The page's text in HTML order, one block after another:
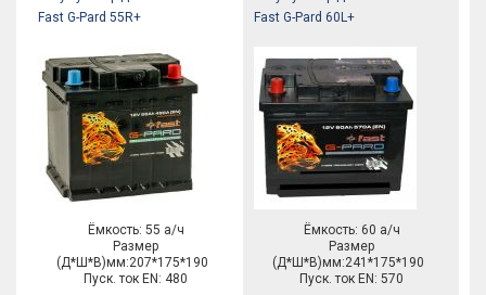
Fast G-Pard 55R+
Ёмкость: 55 а/ч
Размер
(Д*Ш*В)мм:207*175*190
Пуск. ток EN: 480
Fast G-Pard 60L+
Ёмкость: 60 а/ч
Размер
(Д*Ш*В)мм:241*175*190
Пуск. ток EN: 570